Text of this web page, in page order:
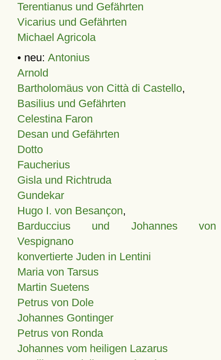
Terentianus und Gefährten
Vicarius und Gefährten
Michael Agricola
• neu: Antonius
Arnold
Bartholomäus von Città di Castello,
Basilius und Gefährten
Celestina Faron
Desan und Gefährten
Dotto
Faucherius
Gisla und Richtruda
Gundekar
Hugo I. von Besançon,
Barduccius und Johannes von
Vespignano
konvertierte Juden in Lentini
Maria von Tarsus
Martin Suetens
Petrus von Dole
Johannes Gontinger
Petrus von Ronda
Johannes vom heiligen Lazarus